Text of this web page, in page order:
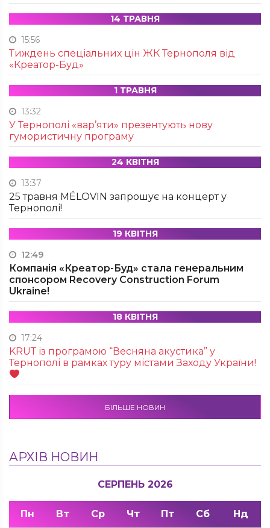
14 ТРАВНЯ
15:56
Тиждень спеціальних цін ЖК Тернополя від
«Креатор-Буд»
1 ТРАВНЯ
13:32
У Тернополі «вар’яти» презентують нову
гумористичну програму
24 КВІТНЯ
13:37
25 травня MÉLOVIN запрошує на концерт у
Тернополі!
19 КВІТНЯ
12:49
Компанія «Креатор-Буд» стала генеральним
спонсором Recovery Construction Forum
Ukraine!
18 КВІТНЯ
17:24
KRUТ із програмою “Весняна акустика” у
Тернополі в рамках туру містами Заходу України!
БІЛЬШЕ НОВИН
АРХІВ НОВИН
СЕРПЕНЬ 2026
Пн Вт Ср Чт Пт Сб Нд